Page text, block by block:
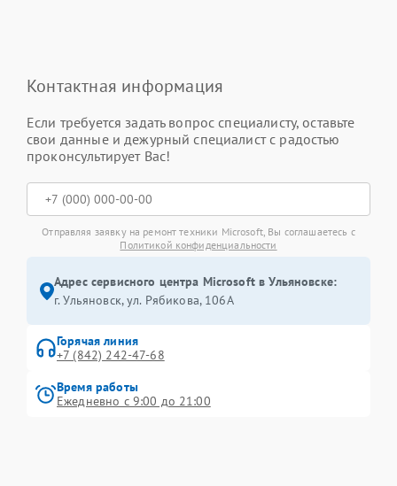
Контактная информация
Если требуется задать вопрос специалисту, оставьте
свои данные и дежурный специалист с радостью
проконсультирует Вас!
Отправляя заявку на ремонт техники Microsoft, Вы соглашаетесь с
Политикой конфиденциальности
Адрес сервисного центра Microsoft в Ульяновске:
г. Ульяновск, ул. Рябикова, 106А
Горячая линия
+7 (842) 242-47-68
Время работы
Ежедневно с 9:00 до 21:00